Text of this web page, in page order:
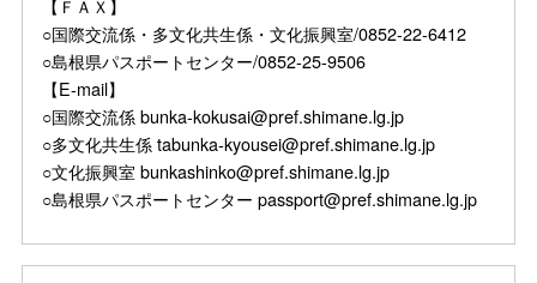
【ＦＡＸ】
○国際交流係・多文化共生係・文化振興室/0852-22-6412
○島根県パスポートセンター/0852-25-9506
【E-mail】
○国際交流係 bunka-kokusai@pref.shimane.lg.jp
○多文化共生係 tabunka-kyousei@pref.shimane.lg.jp
○文化振興室 bunkashinko@pref.shimane.lg.jp
○島根県パスポートセンター passport@pref.shimane.lg.jp